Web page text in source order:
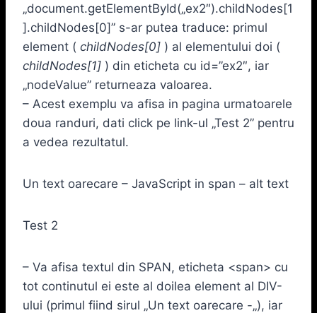
„document.getElementById(„ex2″).childNodes[1
].childNodes[0]” s-ar putea traduce: primul
element ( childNodes[0] ) al elementului doi (
childNodes[1] ) din eticheta cu id=”ex2″, iar
„nodeValue” returneaza valoarea.
– Acest exemplu va afisa in pagina urmatoarele
doua randuri, dati click pe link-ul „Test 2” pentru
a vedea rezultatul.
Un text oarecare – JavaScript in span – alt text
Test 2
– Va afisa textul din SPAN, eticheta <span> cu
tot continutul ei este al doilea element al DIV-
ului (primul fiind sirul „Un text oarecare -„), iar